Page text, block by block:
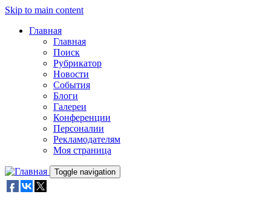
Skip to main content
Главная
Главная
Поиск
Рубрикатор
Новости
События
Блоги
Галереи
Конференции
Персоналии
Рекламодателям
Моя страница
Toggle navigation